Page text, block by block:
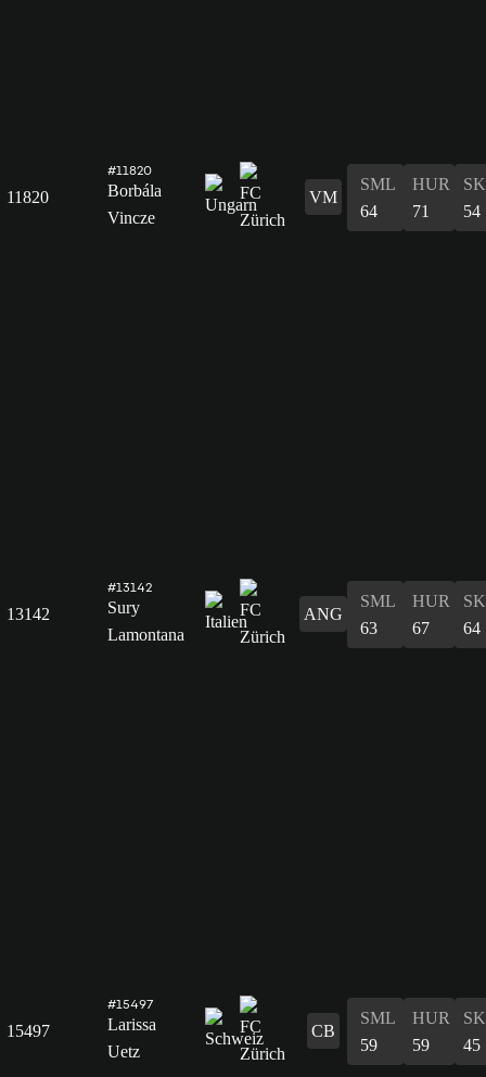
11820
#11820
Borbála
Vincze
VM
SML
64
HUR
71
54
13142
#13142
Sury
Lamontana
ANG
SML
63
HUR
67
64
15497
#15497
Larissa
Uetz
CB
SML
59
HUR
59
45